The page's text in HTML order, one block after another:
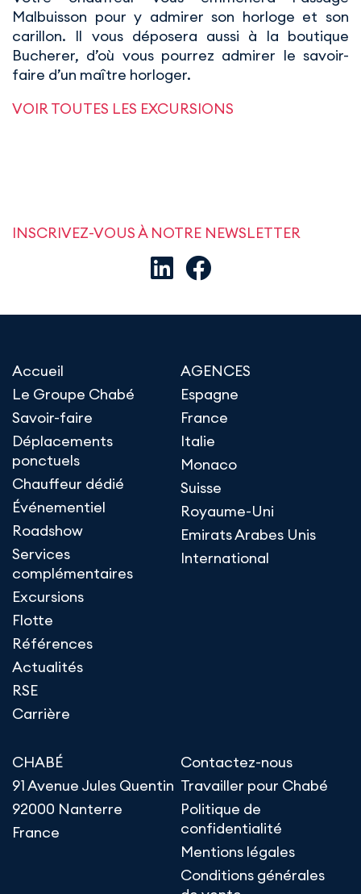
Malbuisson pour y admirer son horloge et son
carillon. Il vous déposera aussi à la boutique
Bucherer, d’où vous pourrez admirer le savoir-
faire d’un maître horloger.
VOIR TOUTES LES EXCURSIONS
INSCRIVEZ-VOUS À NOTRE NEWSLETTER
Accueil
Le Groupe Chabé
Savoir-faire
Déplacements
ponctuels
Chauffeur dédié
Événementiel
Roadshow
Services
complémentaires
Excursions
Flotte
Références
Actualités
RSE
Carrière
AGENCES
Espagne
France
Italie
Monaco
Suisse
Royaume-Uni
Emirats Arabes Unis
International
CHABÉ
91 Avenue Jules Quentin
92000 Nanterre
France
Contactez-nous
Travailler pour Chabé
Politique de
confidentialité
Mentions légales
Conditions générales